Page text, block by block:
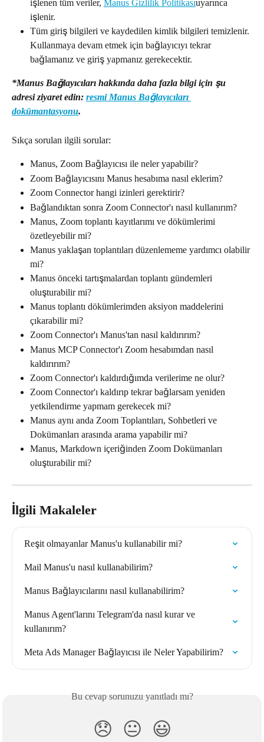
işlenen tüm veriler, Manus Gizlilik Politikasıuyarınca
işlenir.
Tüm giriş bilgileri ve kaydedilen kimlik bilgileri temizlenir.
Kullanmaya devam etmek için bağlayıcıyı tekrar
bağlamanız ve giriş yapmanız gerekecektir.
*Manus Bağlayıcıları hakkında daha fazla bilgi için şu
adresi ziyaret edin: resmi Manus Bağlayıcıları
dokümantasyonu.
Sıkça sorulan ilgili sorular:
Manus, Zoom Bağlayıcısı ile neler yapabilir?
Zoom Bağlayıcısını Manus hesabıma nasıl eklerim?
Zoom Connector hangi izinleri gerektirir?
Bağlandıktan sonra Zoom Connector'ı nasıl kullanırım?
Manus, Zoom toplantı kayıtlarımı ve dökümlerimi
özetleyebilir mi?
Manus yaklaşan toplantıları düzenlememe yardımcı olabilir
mi?
Manus önceki tartışmalardan toplantı gündemleri
oluşturabilir mi?
Manus toplantı dökümlerimden aksiyon maddelerini
çıkarabilir mi?
Zoom Connector'ı Manus'tan nasıl kaldırırım?
Manus MCP Connector'ı Zoom hesabımdan nasıl
kaldırırım?
Zoom Connector'ı kaldırdığımda verilerime ne olur?
Zoom Connector'ı kaldırıp tekrar bağlarsam yeniden
yetkilendirme yapmam gerekecek mi?
Manus aynı anda Zoom Toplantıları, Sohbetleri ve
Dokümanları arasında arama yapabilir mi?
Manus, Markdown içeriğinden Zoom Dokümanları
oluşturabilir mi?
İlgili Makaleler
Reşit olmayanlar Manus'u kullanabilir mi?
Mail Manus'u nasıl kullanabilirim?
Manus Bağlayıcılarını nasıl kullanabilirim?
Manus Agent'larını Telegram'da nasıl kurar ve
kullanırım?
Meta Ads Manager Bağlayıcısı ile Neler Yapabilirim?
Bu cevap sorunuzu yanıtladı mı?
😞 😐 😃